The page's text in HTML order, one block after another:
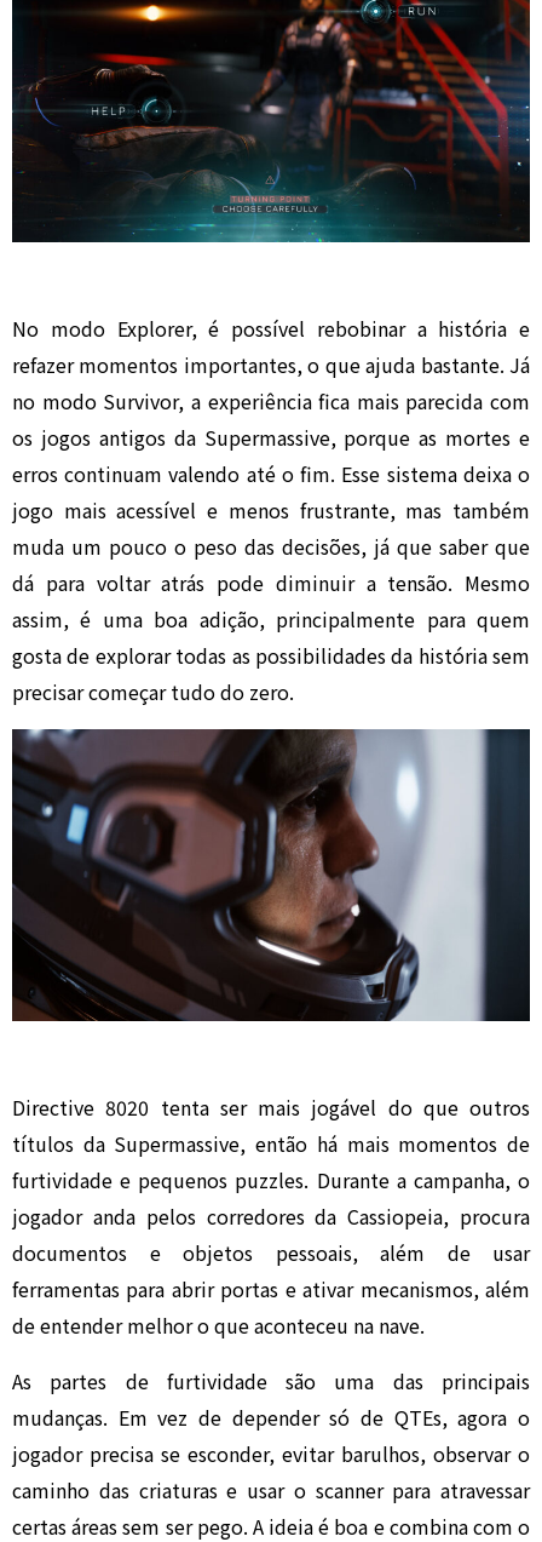
No modo Explorer, é possível rebobinar a história e
refazer momentos importantes, o que ajuda bastante. Já
no modo Survivor, a experiência fica mais parecida com
os jogos antigos da Supermassive, porque as mortes e
erros continuam valendo até o fim. Esse sistema deixa o
jogo mais acessível e menos frustrante, mas também
muda um pouco o peso das decisões, já que saber que
dá para voltar atrás pode diminuir a tensão. Mesmo
assim, é uma boa adição, principalmente para quem
gosta de explorar todas as possibilidades da história sem
precisar começar tudo do zero.
Directive 8020 tenta ser mais jogável do que outros
títulos da Supermassive, então há mais momentos de
furtividade e pequenos puzzles. Durante a campanha, o
jogador anda pelos corredores da Cassiopeia, procura
documentos e objetos pessoais, além de usar
ferramentas para abrir portas e ativar mecanismos, além
de entender melhor o que aconteceu na nave.
As partes de furtividade são uma das principais
mudanças. Em vez de depender só de QTEs, agora o
jogador precisa se esconder, evitar barulhos, observar o
caminho das criaturas e usar o scanner para atravessar
certas áreas sem ser pego. A ideia é boa e combina com o